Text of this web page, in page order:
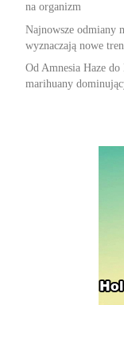
na organizm
Najnowsze odmiany
wyznaczają nowe
Od Amnesia Haze
marihuany